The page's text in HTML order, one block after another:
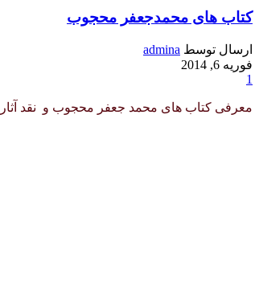
کتاب های محمدجعفر محجوب
ارسال توسط admina
فوریه 6, 2014
1
معرفی کتاب های محمد جعفر محجوب و نقد آثار